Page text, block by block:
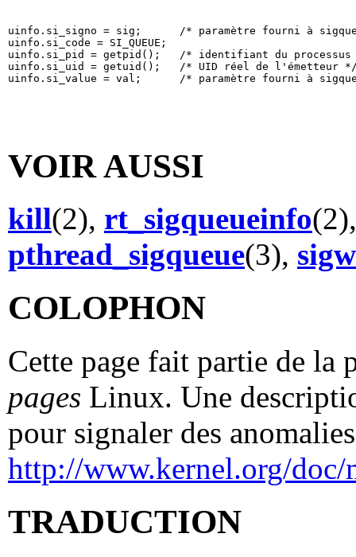
uinfo.si_signo = sig;      /* paramètre fourni à
uinfo.si_code = SI_QUEUE;
uinfo.si_pid = getpid();   /* identifiant du processus
uinfo.si_uid = getuid();   /* UID réel de l'émetteur
VOIR AUSSI
kill(2), rt_sigqueueinfo
pthread_sigqueue(3),
COLOPHON
Cette page fait partie de
pages Linux. Une
pour signaler des
http://www.kernel.org/doc/
TRADUCTION